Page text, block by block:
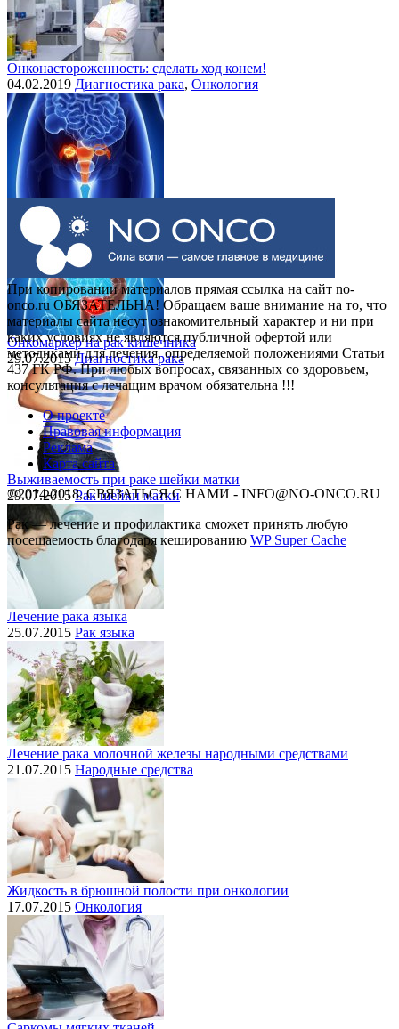
Онконастороженность: сделать ход конем!
04.02.2019 Диагностика рака, Онкология
Выделения при раке шейки матки
30.07.2015 Рак шейки матки
Онкомаркер на рак кишечника
29.07.2015 Диагностика рака
Выживаемость при раке шейки матки
29.07.2015 Рак шейки матки
Лечение рака языка
25.07.2015 Рак языка
Лечение рака молочной железы народными средствами
21.07.2015 Народные средства
Жидкость в брюшной полости при онкологии
17.07.2015 Онкология
При копировании материалов прямая ссылка на сайт no-
onco.ru ОБЯЗАТЕЛЬНА! Обращаем ваше внимание на то, что
материалы сайта несут ознакомительный характер и ни при
каких условиях не являются публичной офертой или
методиками для лечения, определяемой положениями Статьи
437 ГК РФ. При любых вопросах, связанных со здоровьем,
консультация с лечащим врачом обязательна !!!
О проекте
Правовая информация
Реклама
Карта сайта
©2014-2018, СВЯЗАТЬСЯ С НАМИ - INFO@NO-ONCO.RU
Рак — лечение и профилактика cможет принять любую
посещаемость благодаря кешированию WP Super Cache